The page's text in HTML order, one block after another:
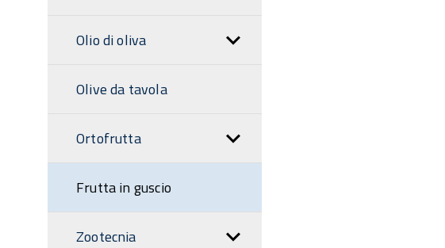
Olio di oliva
Olive da tavola
Ortofrutta
Frutta in guscio
Zootecnia